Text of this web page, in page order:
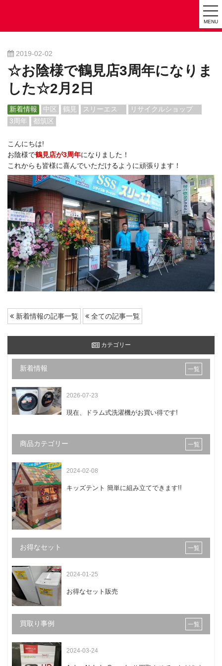
MENU
2019-02-02
☆お陰様で鶴見店3周年になりま
した☆2月2日
新着情報 中区 鶴見 スリーエス
リサイクルショップ
3周年
都筑区
こんにちは!
お陰様で鶴見店が3周年になりました！
これからも皆様に喜んでいただけるように頑張ります！
新着情報の記事一覧 全ての記事一覧
カテゴリー
新着情報 一覧
2026-07-23
現在、ドラム式洗濯機がお買い得です!
商品カテゴリー 一覧
2024-02-08
キッズテント 簡単に組み立てできます!!
お得なセット 一覧
2024-01-25
お得なセット販売
買取り事例 一覧
2024-03-24